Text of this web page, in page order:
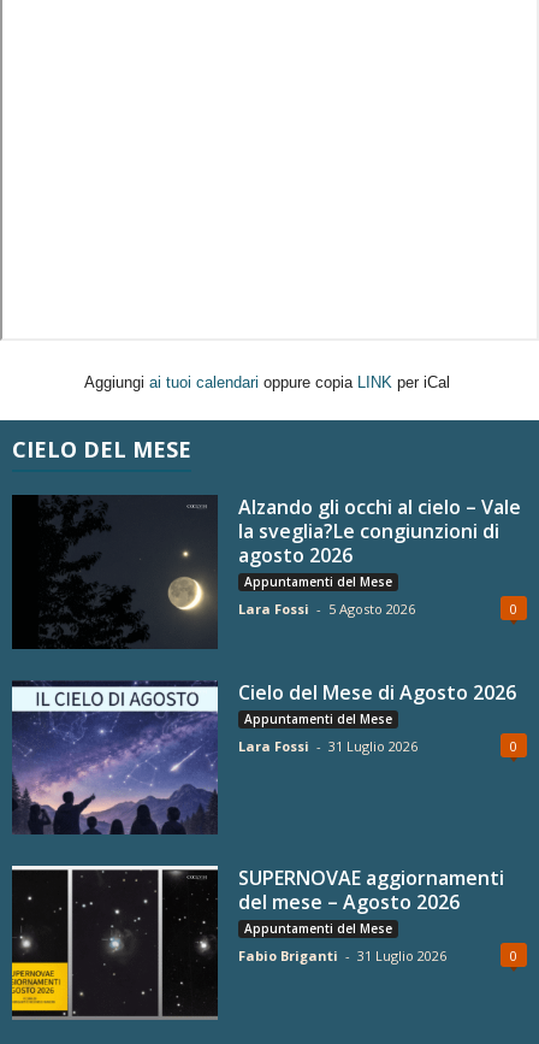
Aggiungi ai tuoi calendari oppure copia LINK per iCal
CIELO DEL MESE
Alzando gli occhi al cielo – Vale
la sveglia?Le congiunzioni di
agosto 2026
Appuntamenti del Mese
Lara Fossi - 5 Agosto 2026 0
Cielo del Mese di Agosto 2026
Appuntamenti del Mese
Lara Fossi - 31 Luglio 2026 0
SUPERNOVAE aggiornamenti
del mese – Agosto 2026
Appuntamenti del Mese
Fabio Briganti - 31 Luglio 2026 0